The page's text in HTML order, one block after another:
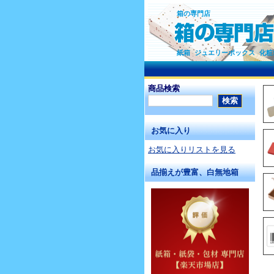
箱の専門店
紙箱 ジュエリーボックス 化
商品検索
お気に入り
お気に入りリストを見る
品揃えが豊富、白無地箱